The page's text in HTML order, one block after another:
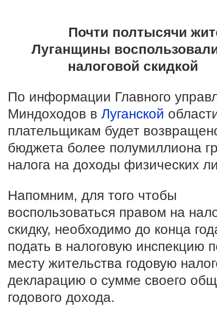
Почти полтысячи
Луганщины
налоговой скидкой
По информации Главного
Миндоходов в Луганской
плательщикам будет
бюджета более полумиллиона
налога на доходы физических
Напомним, для того чтобы
воспользоваться правом на
скидку, необходимо до конца
подать в налоговую инспекцию
месту жительства годовую
декларацию о сумме своего
годового дохода.